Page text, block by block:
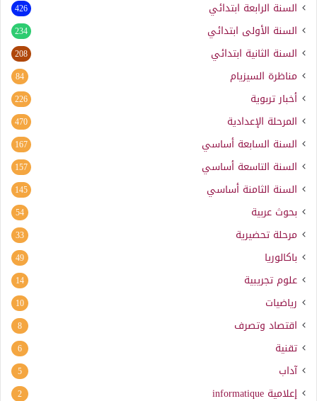
السنة الرابعة ابتدائي 426
السنة الأولى ابتدائي 234
السنة الثانية ابتدائي 208
مناظرة السيزيام 84
أخبار تربوية 226
المرحلة الإعدادية 470
السنة السابعة أساسي 167
السنة التاسعة أساسي 157
السنة الثامنة أساسي 145
بحوث عربية 54
مرحلة تحضيرية 33
باكالوريا 49
علوم تجريبية 14
رياضيات 10
اقتصاد وتصرف 8
تقنية 6
آداب 5
إعلامية informatique
2